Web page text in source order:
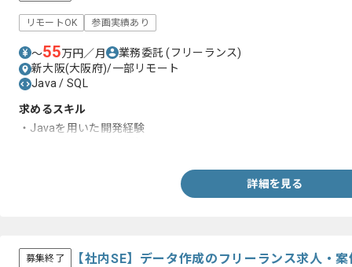
リモートOK 参画実績あり
〜55万円／月 業務委託(フリーランス)
新大阪(大阪府)/一部リモート
Java / SQL
求めるスキル
・Javaを用いた開発経験
詳細を見る
募集終了 【社内SE】データ作成のフリーランス求人・案